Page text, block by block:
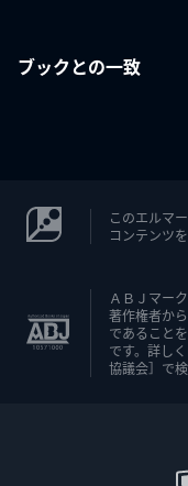
ブックとの一致
このエルマ
コンテンツ
ＡＢＪマー
著作権者か
であること
です。詳し
協議会］で